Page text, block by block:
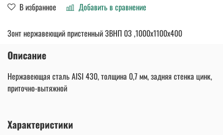
В избранное Добавить в сравнение
Зонт нержавеющий пристенный ЗВНП 03 ,1000х1100х400
Описание
Нержавеющая сталь AISI 430, толщина 0,7 мм, задняя стенка цинк,
приточно-вытяжной
Характеристики